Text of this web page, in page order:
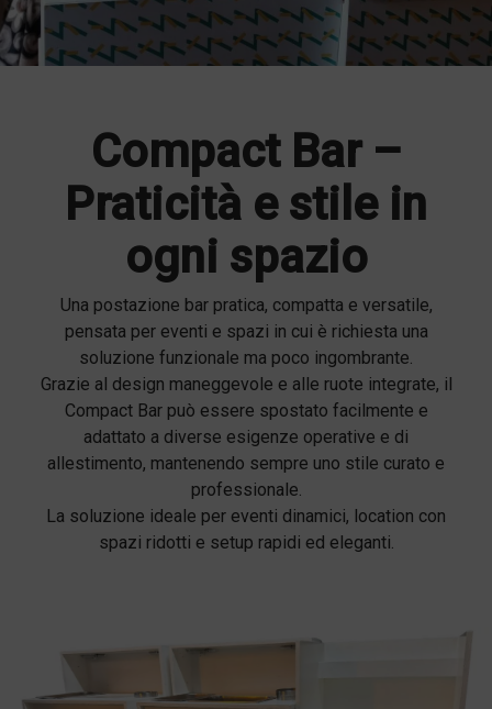
Compact Bar –
Praticità e stile in
ogni spazio
Una postazione bar pratica, compatta e versatile,
pensata per eventi e spazi in cui è richiesta una
soluzione funzionale ma poco ingombrante.
Grazie al design maneggevole e alle ruote integrate, il
Compact Bar può essere spostato facilmente e
adattato a diverse esigenze operative e di
allestimento, mantenendo sempre uno stile curato e
professionale.
La soluzione ideale per eventi dinamici, location con
spazi ridotti e setup rapidi ed eleganti.